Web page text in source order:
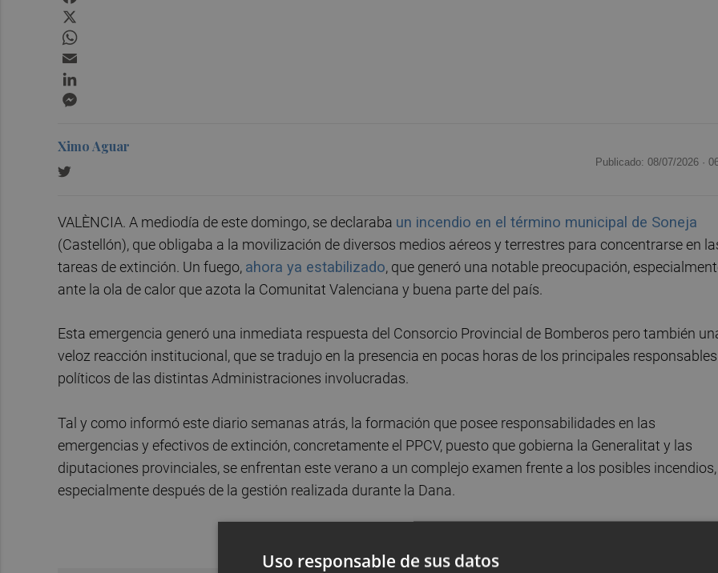
Ximo Aguar
Publicado: 08/07/2026 ·
VALÈNCIA. A mediodía de este domingo, se declaraba un incendio en el término municipal de Soneja
(Castellón), que obligaba a la movilización de diversos medios aéreos y terrestres para concentrarse en
tareas de extinción. Un fuego, ahora ya estabilizado, que generó una notable preocupación,
ante la ola de calor que azota la Comunitat Valenciana y buena parte del país.
Esta emergencia generó una inmediata respuesta del Consorcio Provincial de Bomberos pero también
veloz reacción institucional, que se tradujo en la presencia en pocas horas de los principales responsables
políticos de las distintas Administraciones involucradas.
Tal y como informó este diario semanas atrás, la formación que posee responsabilidades en las
emergencias y efectivos de extinción, concretamente el PPCV, puesto que gobierna la Generalitat y las
diputaciones provinciales, se enfrentan este verano a un complejo examen frente a los posibles incendios,
especialmente después de la gestión realizada durante la Dana.
Uso responsable de sus datos